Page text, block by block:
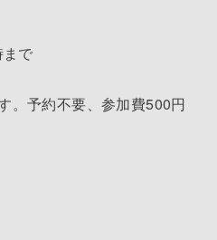
で
。予約不要、参加費500円